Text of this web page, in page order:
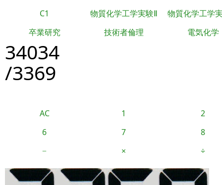
C1 物質化学工学実験Ⅱ
物質化学工学
卒業研究
技術者倫理 電気化学
34034
/3369
AC 1
2
6
7
8
−
× ÷